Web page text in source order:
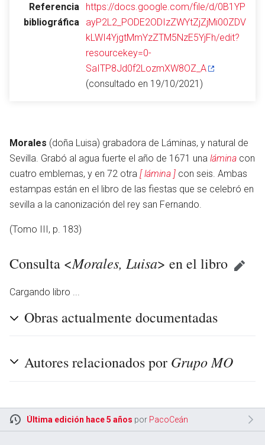
Vigilar
Referencia
bibliográfica
https://docs.google.com/file/d/0B1YP
ayP2L2_PODE2ODIzZWYtZjZjMi00ZDV
kLWI4YjgtMmYzZTM5NzE5YjFh/edit?
resourcekey=0-
SaITP8Jd0f2LozmXW8OZ_A
(consultado en 19/10/2021)
Morales (doña Luisa) grabadora de Láminas, y natural de
Sevilla. Grabó al agua fuerte el año de 1671 una lámina con
cuatro emblemas, y en 72 otra [ lámina ] con seis. Ambas
estampas están en el libro de las fiestas que se celebró en
sevilla a la canonización del rey san Fernando.
(Tomo III, p. 183)
Consulta <Morales, Luisa> en el libro
Cargando libro ...
Obras actualmente documentadas
Autores relacionados por Grupo MO
Última edición hace 5 años por PacoCeán